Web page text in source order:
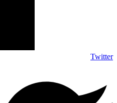
Twitter